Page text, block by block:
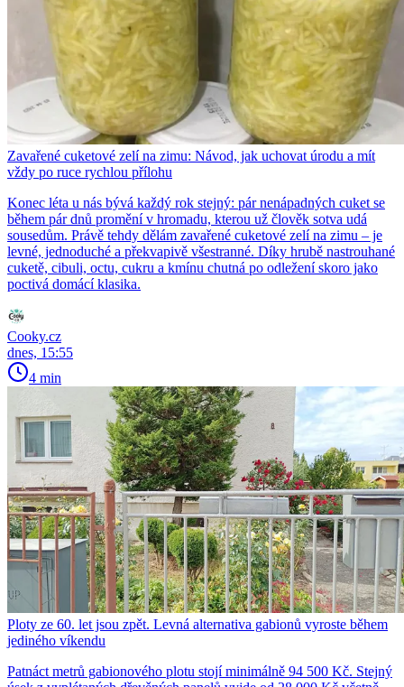
Zavařené cuketové zelí na zimu: Návod, jak uchovat úrodu a mít
vždy po ruce rychlou přílohu
Konec léta u nás bývá každý rok stejný: pár nenápadných cuket se
během pár dnů promění v hromadu, kterou už člověk sotva udá
sousedům. Právě tehdy dělám zavařené cuketové zelí na zimu – je
levné, jednoduché a překvapivě všestranné. Díky hrubě nastrouhané
cuketě, cibuli, octu, cukru a kmínu chutná po odležení skoro jako
poctivá domácí klasika.
Cooky.cz
dnes, 15:55
4 min
Ploty ze 60. let jsou zpět. Levná alternativa gabionů vyroste během
jediného víkendu
Patnáct metrů gabionového plotu stojí minimálně 94 500 Kč. Stejný